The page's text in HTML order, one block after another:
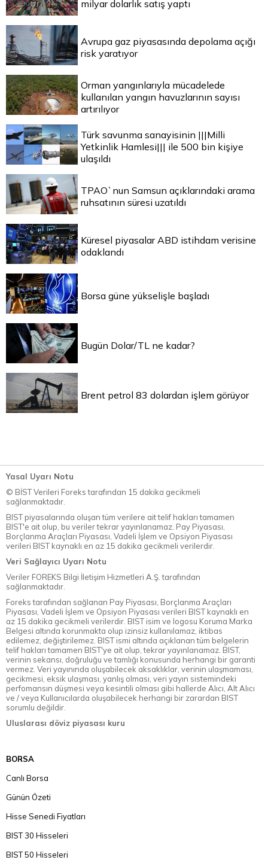
milyar dolarlık satış yaptı
Avrupa gaz piyasasında depolama açığı
risk yaratıyor
Orman yangınlarıyla mücadelede
kullanılan yangın havuzlarının sayısı
artırılıyor
Türk savunma sanayisinin |||Milli
Yetkinlik Hamlesi||| ile 500 bin kişiye
ulaşıldı
TPAO`nun Samsun açıklarındaki arama
ruhsatının süresi uzatıldı
Küresel piyasalar ABD istihdam verisine
odaklandı
Borsa güne yükselişle başladı
Bugün Dolar/TL ne kadar?
Brent petrol 83 dolardan işlem görüyor
Yasal Uyarı Notu
© BİST Verileri Foreks tarafından 15 dakika gecikmeli
sağlanmaktadır.
BIST piyasalarında oluşan tüm verilere ait telif hakları tamamen
BIST'e ait olup, bu veriler tekrar yayınlanamaz. Pay Piyasası,
Borçlanma Araçları Piyasası, Vadeli İşlem ve Opsiyon Piyasası
verileri BIST kaynaklı en az 15 dakika gecikmeli verilerdir.
Veri Sağlayıcı Uyarı Notu
Veriler FOREKS Bilgi İletişim Hizmetleri A.Ş. tarafından
sağlanmaktadır.
Foreks tarafından sağlanan Pay Piyasası, Borçlanma Araçları
Piyasası, Vadeli İşlem ve Opsiyon Piyasası verileri BIST kaynaklı en
az 15 dakika gecikmeli verilerdir. BIST isim ve logosu Koruma Marka
Belgesi altında korunmakta olup izinsiz kullanılamaz, iktibas
edilemez, değiştirilemez. BIST ismi altında açıklanan tüm belgelerin
telif hakları tamamen BIST'ye ait olup, tekrar yayınlanamaz. BIST,
verinin sekansı, doğruluğu ve tamlığı konusunda herhangi bir garanti
vermez. Veri yayınında oluşabilecek aksaklıklar, verinin ulaşmaması,
gecikmesi, eksik ulaşması, yanlış olması, veri yayın sistemindeki
perfomansın düşmesi veya kesintili olması gibi hallerde Alıcı, Alt Alıcı
ve / veya Kullanıcılarda oluşabilecek herhangi bir zarardan BIST
sorumlu değildir.
Uluslarası döviz piyasası kuru
BORSA
Canlı Borsa
Günün Özeti
Hisse Senedi Fiyatları
BIST 30 Hisseleri
BIST 50 Hisseleri